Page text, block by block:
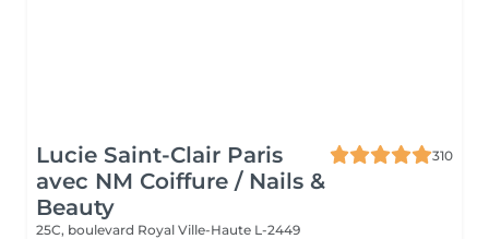
Lucie Saint-Clair Paris
avec NM Coiffure / Nails &
Beauty
310
25C, boulevard Royal Ville-Haute L-2449